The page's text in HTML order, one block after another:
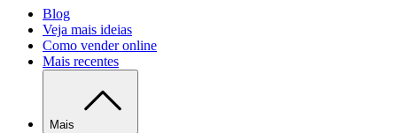
Blog
Veja mais ideias
Como vender online
Mais recentes
Mais